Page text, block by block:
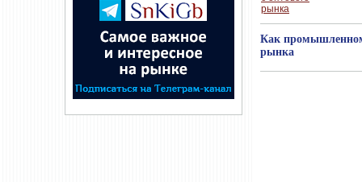
Как
рынка